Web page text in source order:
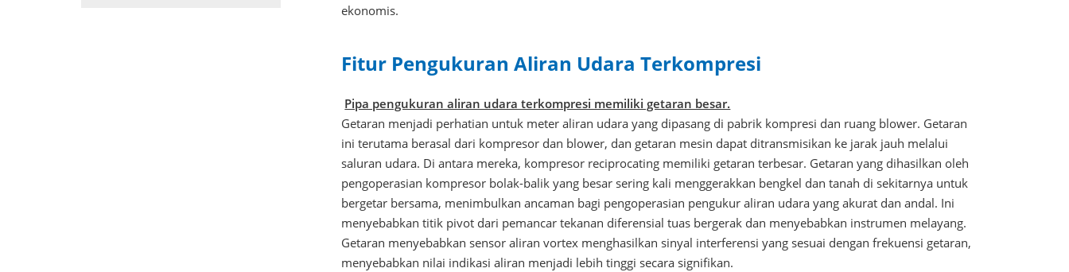
ekonomis.
Fitur Pengukuran Aliran Udara Terkompresi
Pipa pengukuran aliran udara terkompresi memiliki getaran besar.
Getaran menjadi perhatian untuk meter aliran udara yang dipasang di pabrik kompresi dan ruang blower. Getaran
ini terutama berasal dari kompresor dan blower, dan getaran mesin dapat ditransmisikan ke jarak jauh melalui
saluran udara. Di antara mereka, kompresor reciprocating memiliki getaran terbesar. Getaran yang dihasilkan oleh
pengoperasian kompresor bolak-balik yang besar sering kali menggerakkan bengkel dan tanah di sekitarnya untuk
bergetar bersama, menimbulkan ancaman bagi pengoperasian pengukur aliran udara yang akurat dan andal. Ini
menyebabkan titik pivot dari pemancar tekanan diferensial tuas bergerak dan menyebabkan instrumen melayang.
Getaran menyebabkan sensor aliran vortex menghasilkan sinyal interferensi yang sesuai dengan frekuensi getaran,
menyebabkan nilai indikasi aliran menjadi lebih tinggi secara signifikan.